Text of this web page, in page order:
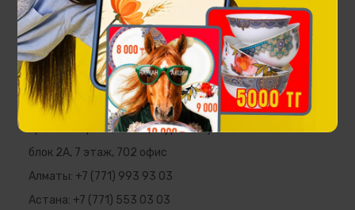
EMPIRE
Республика Казахстан, г. Алматы,
пр. Аль-Фараби, 5 ПФЦ "Нурлы Тау",
блок 2А, 7 этаж, 702 офис
Алматы: +7 (771) 993 93 03
Астана: +7 (771) 553 03 03